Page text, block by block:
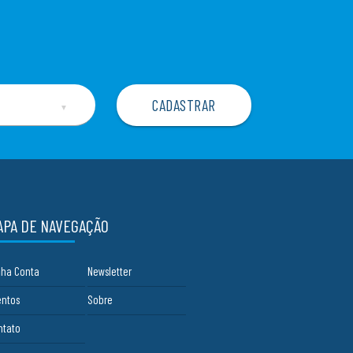
▼
DE NAVEGAÇÃO
Conta
Newsletter
Sobre